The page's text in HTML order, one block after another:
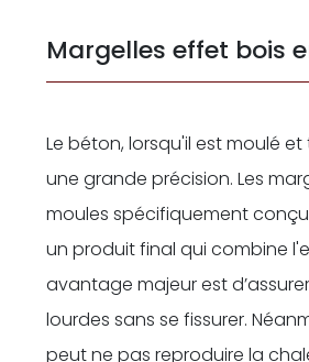
Margelles effet bois
Le béton, lorsqu'il est moulé
une grande précision. Les
moules spécifiquement
un produit final qui combine
avantage majeur est
lourdes sans se fissurer.
peut ne pas reproduire la